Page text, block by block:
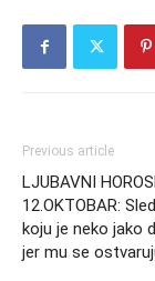
Previous article
LJUBAVNI
12.OKTOBAR:
koju je neko jako
jer mu se